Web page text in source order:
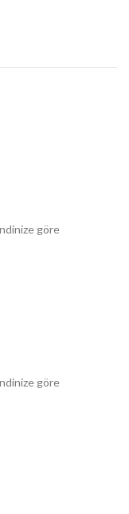
göre
göre